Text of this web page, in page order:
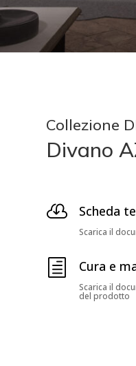
Collezione
Divano
 Scheda
Scarica il
h Cura e
Scarica il
del prodotto